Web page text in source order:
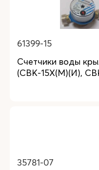
61399-15
Счетчики воды
(СВК-15Х(М)(И),
35781-07